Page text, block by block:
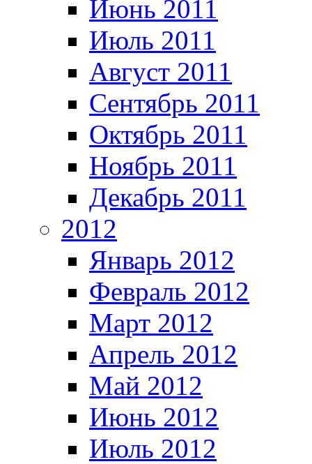
Июнь 2011
Июль 2011
Август 2011
Сентябрь 2011
Октябрь 2011
Ноябрь 2011
Декабрь 2011
2012
Январь 2012
Февраль 2012
Март 2012
Апрель 2012
Май 2012
Июнь 2012
Июль 2012